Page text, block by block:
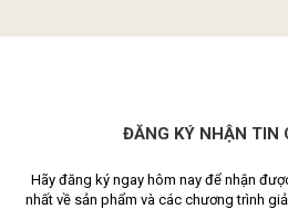
ĐĂNG KÝ NHẬN TIN
Hãy đăng ký ngay hôm nay để nhận
nhất về sản phẩm và các chương trình